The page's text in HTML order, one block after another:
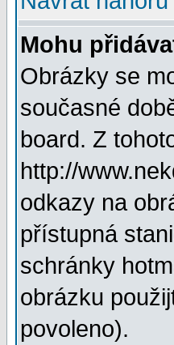
Mohu
Obrázky se
současné
board. Z
http://
odkazy na
přístupná
schránky
obrázku
povoleno).